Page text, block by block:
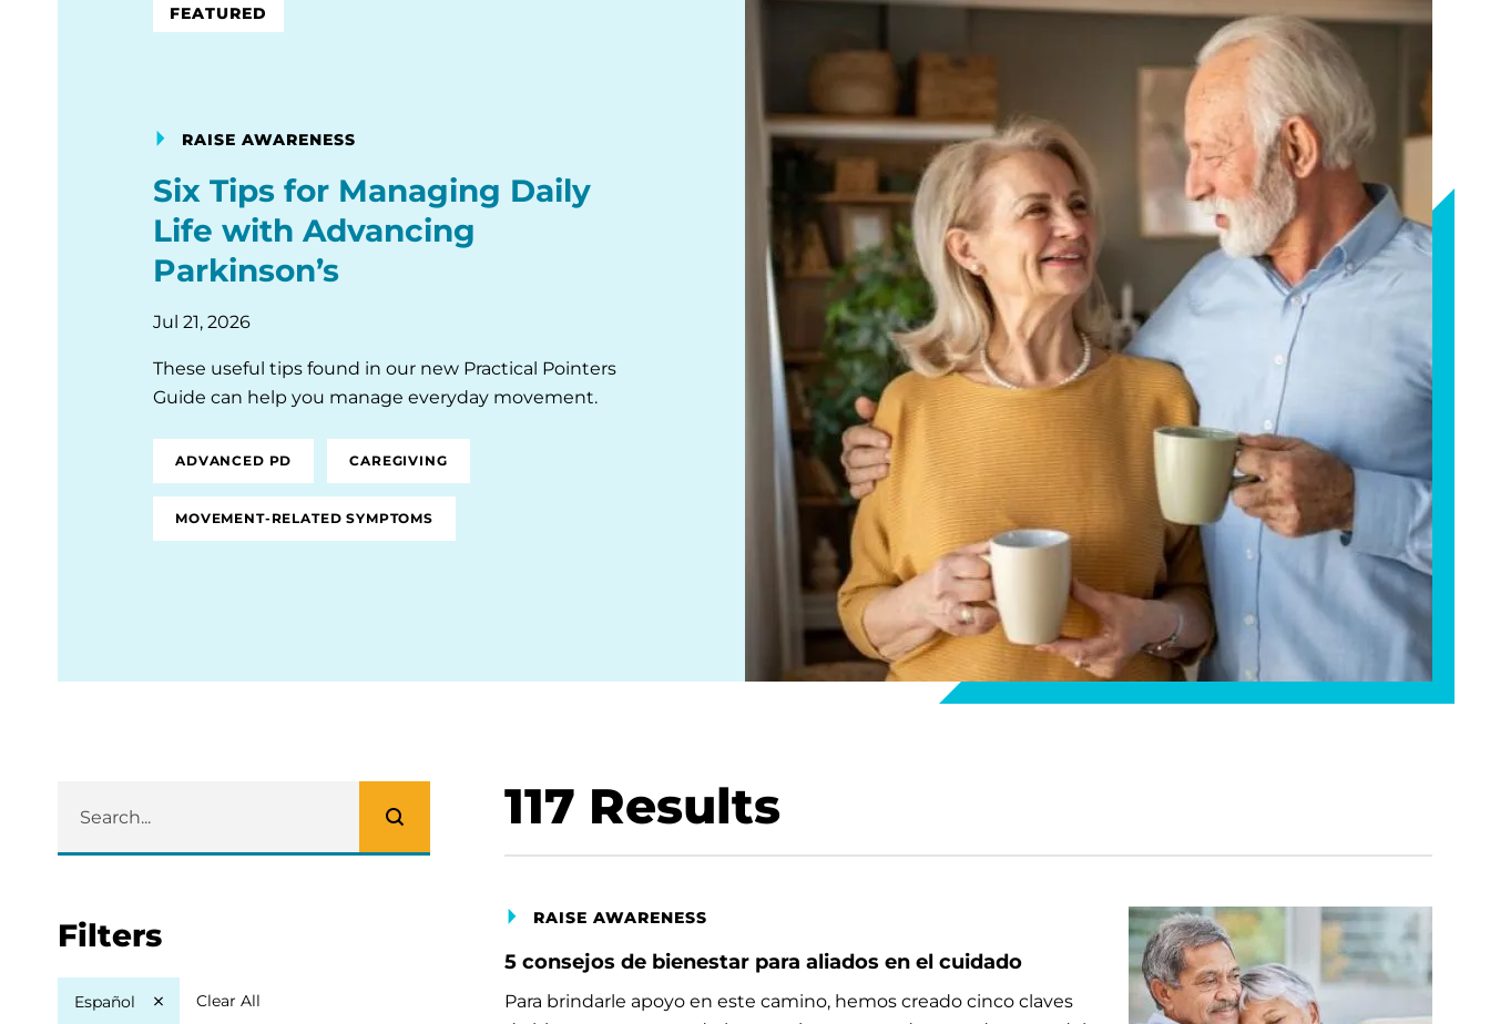
FEATURED
RAISE AWARENESS
Six Tips for Managing Daily
Life with Advancing
Parkinson’s
Jul 21, 2026
These useful tips found in our new Practical Pointers
Guide can help you manage everyday movement.
ADVANCED PD CAREGIVING
MOVEMENT-RELATED SYMPTOMS
Filters
Español Clear All
117 Results
RAISE AWARENESS
5 consejos de bienestar para aliados en el cuidado
Para brindarle apoyo en este camino, hemos creado cinco claves